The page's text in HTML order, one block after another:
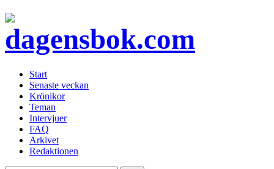
Start
Senaste veckan
Krönikor
Teman
Intervjuer
FAQ
Arkivet
Redaktionen